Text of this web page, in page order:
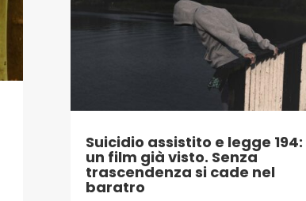
Suicidio assistito e legge 194:
un film già visto. Senza
trascendenza si cade nel
baratro